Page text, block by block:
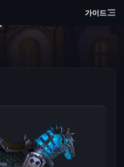
가이드